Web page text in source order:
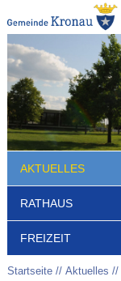
AKTUELLES
RATHAUS
FREIZEIT
Startseite Aktuelles